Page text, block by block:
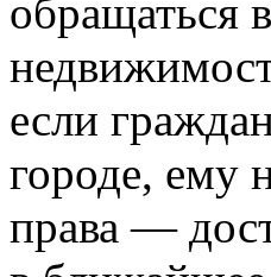
обращаться
если
городе, ему
права —